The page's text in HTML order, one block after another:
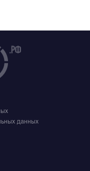
данных